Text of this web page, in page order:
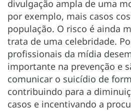
divulgação ampla de uma
por exemplo, mais casos
população. O risco é ainda
trata de uma celebridade.
profissionais da mídia
importante na prevenção e
comunicar o suicídio de
contribuindo para a
casos e incentivando a